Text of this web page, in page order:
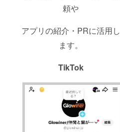
頼や
アプリの紹介・PRに活用し
ます。
TikTok